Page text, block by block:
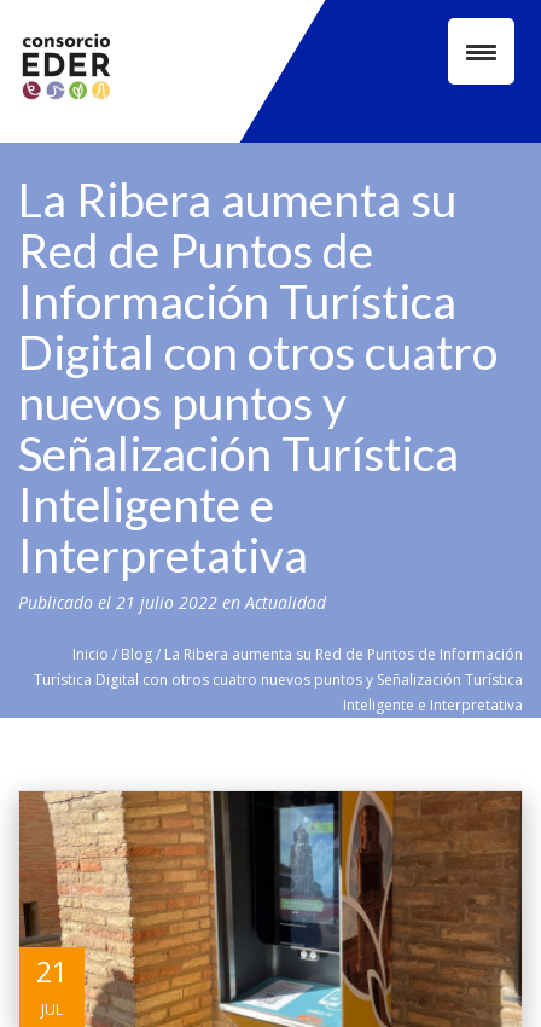
content
La Ribera aumenta su
Red de Puntos de
Información Turística
Digital con otros cuatro
nuevos puntos y
Señalización Turística
Inteligente e
Interpretativa
Publicado el 21 julio 2022 enActualidad
Inicio / Blog/ La Ribera aumenta su Red de Puntos de Información
Turística Digital con otros cuatro nuevos puntos y Señalización Turística
Inteligente e Interpretativa
21
JUL